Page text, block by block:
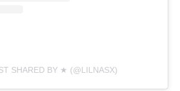
SHARED BY ★ (@LILNASX)